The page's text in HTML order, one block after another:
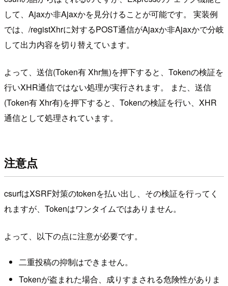
して、Ajaxか非Ajaxかを見分けることが可能です。 実装例
では、/registXhrに対するPOST通信がAjaxか非Ajaxかで分岐
して出力内容を切り替えています。
よって、送信(Token有 Xhr無)を押下すると、Tokenの検証を
行いXHR通信ではない処理が実行されます。 また、送信
(Token有 Xhr有)を押下すると、Tokenの検証を行い、XHR
通信として処理されています。
注意点
csurfはXSRF対策のtokenを払い出し、その検証を行ってく
れますが、Tokenはワンタイムではありません。
よって、以下の点に注意が必要です。
二重投稿の抑制はできません。
Tokenが盗まれた場合、成りすまされる危険性がありま